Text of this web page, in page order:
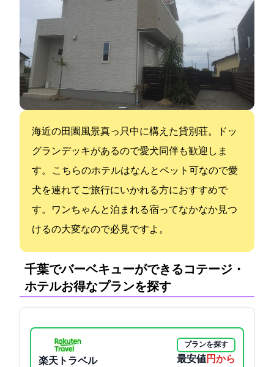
海近の田園風景真っ只中に構えた貸別荘。ドッ
グランデッキがあるので愛犬同伴も歓迎しま
す。 こちらのホテルはなんとペット可なので愛
犬を連れてご旅行にいかれる方におすすめで
す。ワンちゃんと泊まれる宿ってなかなか見つ
けるの大変なので必見ですよ。
千葉でバーベキューができるコテージ・
ホテル:お得なプランを探す
楽天トラベル
プランを探す
最安値24500円から